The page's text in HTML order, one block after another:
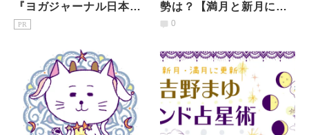
『ヨガジャーナル日本
版』予約購読のご案内
PR
勢は？【満月と新月に更
新！インド占星術】
0